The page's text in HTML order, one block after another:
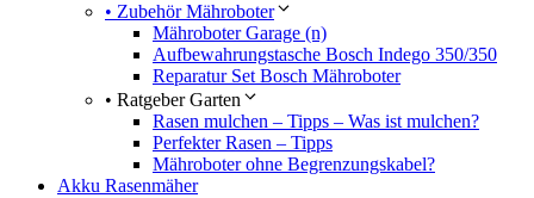
• Zubehör Mähroboter
Mähroboter Garage (n)
Aufbewahrungstasche Bosch Indego 350/350
Reparatur Set Bosch Mähroboter
• Ratgeber Garten
Rasen mulchen – Tipps – Was ist mulchen?
Perfekter Rasen – Tipps
Mähroboter ohne Begrenzungskabel?
Akku Rasenmäher